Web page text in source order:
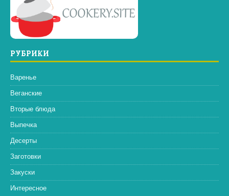
РУБРИКИ
Варенье
Веганские
Вторые блюда
Выпечка
Десерты
Заготовки
Закуски
Интересное